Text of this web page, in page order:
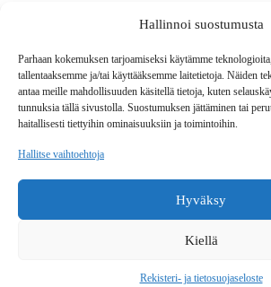
Hallinnoi suostumusta
Parhaan kokemuksen tarjoamiseksi käytämme
tallentaaksemme ja/tai käyttääksemme laitetietoja. Näiden
antaa meille mahdollisuuden käsitellä tietoja, kuten
tunnuksia tällä sivustolla. Suostumuksen jättäminen tai
haitallisesti tiettyihin ominaisuuksiin ja toimintoihin.
Hallitse vaihtoehtoja
Hyväksy
Kiellä
Rekisteri- ja tietosuojaseloste
Tavarantoimitus / Maksutavat
Toimitustavat
Maksutavat
Vaihto ja palautus
Reklamaatiot
Copyright © 2026